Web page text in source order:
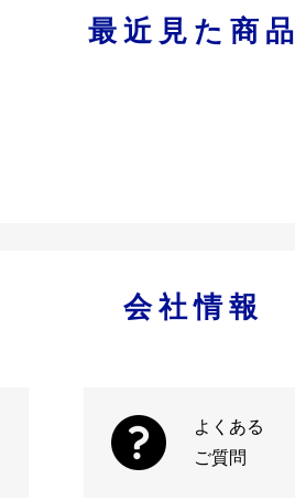
最近見た商品
会社情報
よくある
ご質問